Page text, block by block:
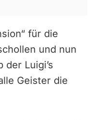
für die
und nun
Luigi’s
Geister die